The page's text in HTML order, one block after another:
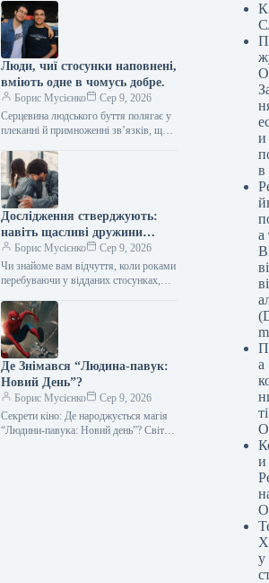
Люди, чиї стосунки наповнені,
вміють одне в чомусь добре.
Борис Мусієнко
Сер 9, 2026
Серцевина людського буття полягає у
плеканні й примноженні зв’язків, що
родиною, друзями, коханими –…
Дослідження стверджують:
навіть щасливі дружини
прагнуть зради після певних
подій.
Борис Мусієнко
Сер 9, 2026
Чи знайоме вам відчуття, коли роками
перебуваючи у відданих стосунках,
пристрасть вже не та”? Визнати це…
Де Знімався “Людина-павук:
Новий День”?
Борис Мусієнко
Сер 9, 2026
Секрети кіно: Де народжується магія
“Людини-павука: Новий день”? Світ
и
в
а
а
и
у